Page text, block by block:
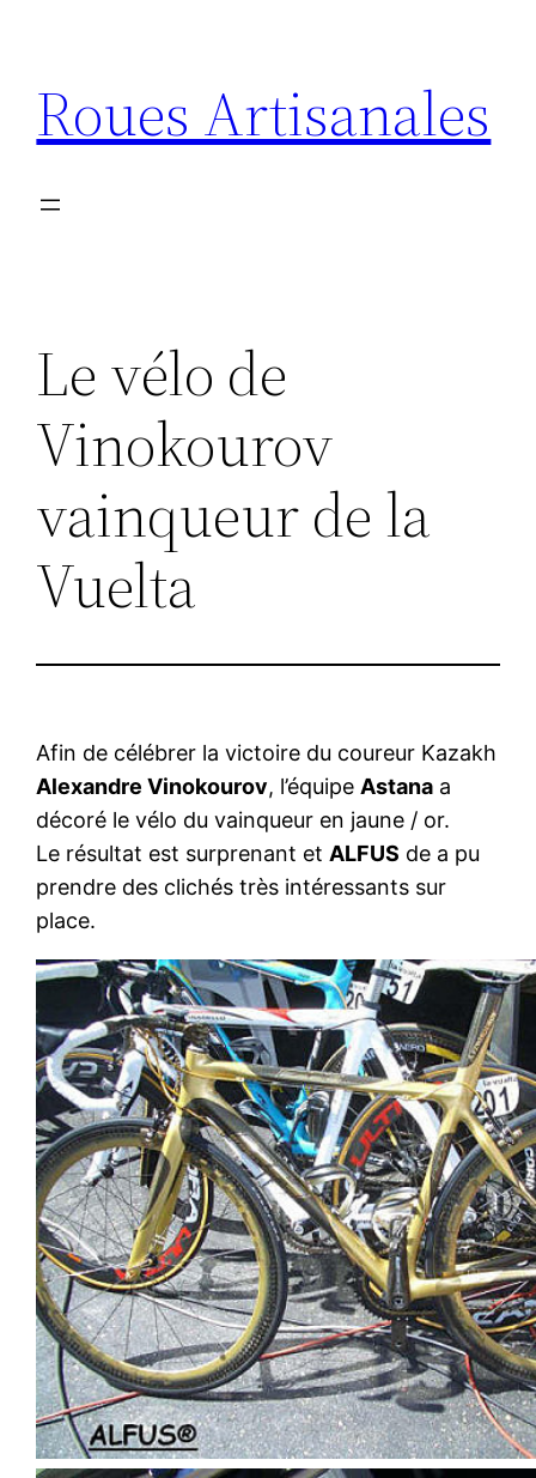
contenu
Roues Artisanales
Le vélo de
Vinokourov
vainqueur de la
Vuelta
Afin de célébrer la victoire du coureur Kazakh
Alexandre Vinokourov, l’équipe Astana a
décoré le vélo du vainqueur en jaune / or.
Le résultat est surprenant et ALFUS de a pu
prendre des clichés très intéressants sur
place.